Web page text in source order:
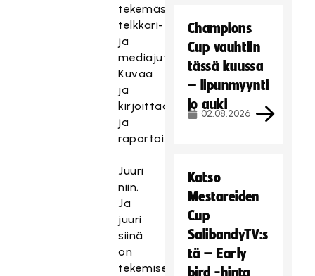
tekemässä
telkkari-
ja
mediajuttuja.
Kuvaa
ja
kirjoittaa
ja
raportoi.”
Juuri
niin.
Ja
juuri
siinä
on
tekemisen
Champions
Cup vauhtiin
tässä kuussa
– lipunmyynti
jo auki
02.08.2026
Katso
Mestareiden
Cup
SalibandyTV:s
tä – Early
bird -hinta